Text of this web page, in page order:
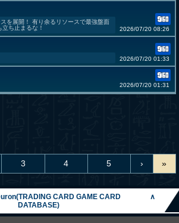
を展開！ 有り余るリソースで最強盤面
ち止まるな！
2026/07/20 08:26
2026/07/20 01:33
2026/07/20 01:31
3 4 5 › »
CARD GAME CARD
DATABASE)
∧